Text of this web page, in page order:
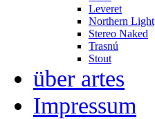
Leveret
Northern Light
Stereo Naked
Trasnú
Stout
über artes
Impressum